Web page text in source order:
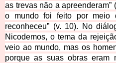
as trevas não a apreenderam”
o mundo foi feito por meio
reconheceu” (v. 10). No
Nicodemos, o tema da
veio ao mundo, mas os
porque as suas obras eram